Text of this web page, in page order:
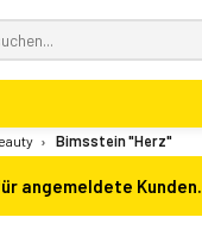
› Bimsstein "Herz"
angemeldete Kunden.